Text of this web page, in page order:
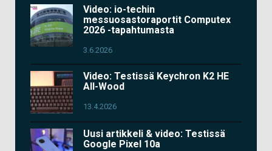
Video: io-techin
messuosastoraportit Computex
2026 -tapahtumasta
3.6.2026
Video: Testissä Keychron K2 HE
All-Wood
13.4.2026
Uusi artikkeli & video: Testissä
Google Pixel 10a